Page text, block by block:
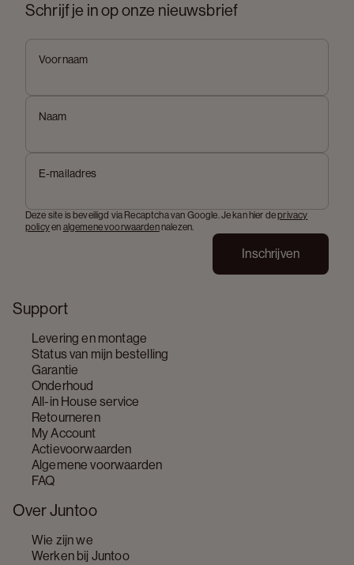
Support
Levering en montage
Status van mijn bestelling
Garantie
Onderhoud
All-in House service
Retourneren
My Account
Actievoorwaarden
Algemene voorwaarden
FAQ
Over Juntoo
Wie zijn we
Werken bij Juntoo
Schrijf je in op onze nieuwsbrief
Voornaam
Naam
E-mailadres
Deze site is beveiligd via Recaptcha van Google. Je kan hier deprivacy
policyen algemene voorwaardennalezen.
Inschrijven